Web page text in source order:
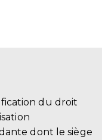
du droit
dont le siège